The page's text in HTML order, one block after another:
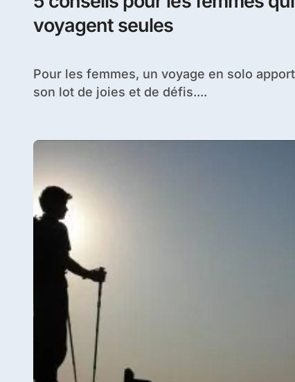
voyagent seules
Pour les femmes, un voyage en solo apporte
son lot de joies et de défis....